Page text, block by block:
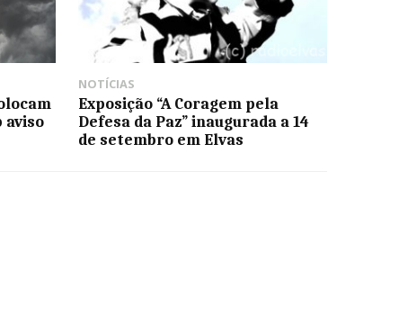
NOTÍCIAS
Exposição “A Coragem pela
Defesa da Paz” inaugurada a 14
de setembro em Elvas